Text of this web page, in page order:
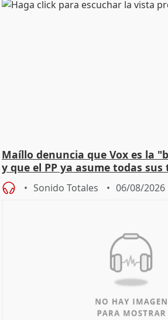
Maíllo denuncia que Vox es la
y que el PP ya asume todas sus
Sonido Totales 06/08/2026